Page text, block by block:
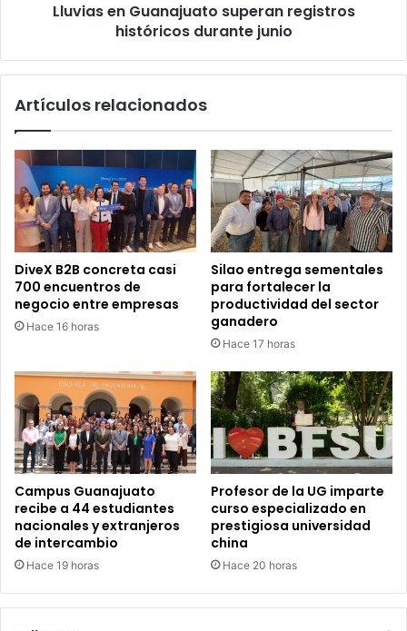
Lluvias en Guanajuato superan registros
históricos durante junio
Artículos relacionados
DiveX B2B concreta casi
700 encuentros de
negocio entre empresas
Hace 16 horas
Silao entrega sementales
para fortalecer la
productividad del sector
ganadero
Hace 17 horas
Campus Guanajuato
recibe a 44 estudiantes
nacionales y extranjeros
de intercambio
Hace 19 horas
Profesor de la UG imparte
curso especializado en
prestigiosa universidad
china
Hace 20 horas